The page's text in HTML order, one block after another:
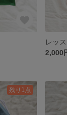
レッ
2,000
残り1点